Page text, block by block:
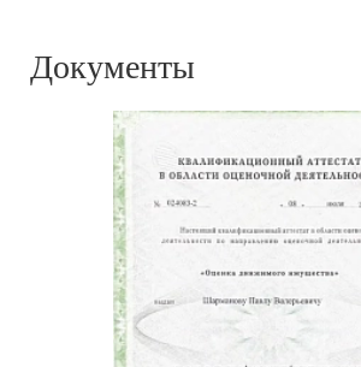
Документы